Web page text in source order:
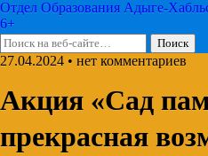
Отдел Образования Адыге-
6+
27.04.2024 • нет комментариев
Акция «Сад
прекрасная